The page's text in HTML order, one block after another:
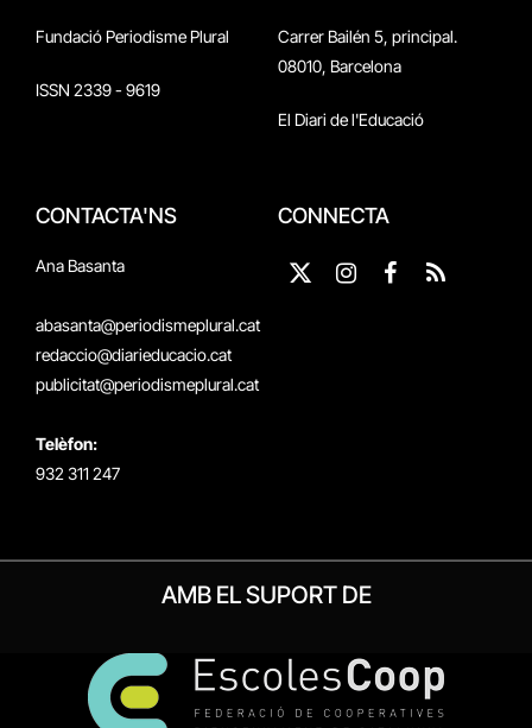
Fundació Periodisme Plural
ISSN 2339 - 9619
Carrer Bailén 5, principal.
08010, Barcelona
El Diari de l'Educació
CONTACTA'NS
Ana Basanta
abasanta@periodismeplural.cat
redaccio@diarieducacio.cat
publicitat@periodismeplural.cat
Telèfon:
932 311 247
CONNECTA
X
Instagram
Facebook
RSS
AMB EL SUPORT DE